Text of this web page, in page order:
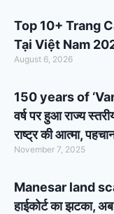
Top 10+ Trang
Tại Việt Nam
August 6, 2026
150 years of
वर्ष पर हुआ राज्य
राष्ट्र की आत्मा,
November 7, 2025
Manesar land
हाईकोर्ट का झटका,